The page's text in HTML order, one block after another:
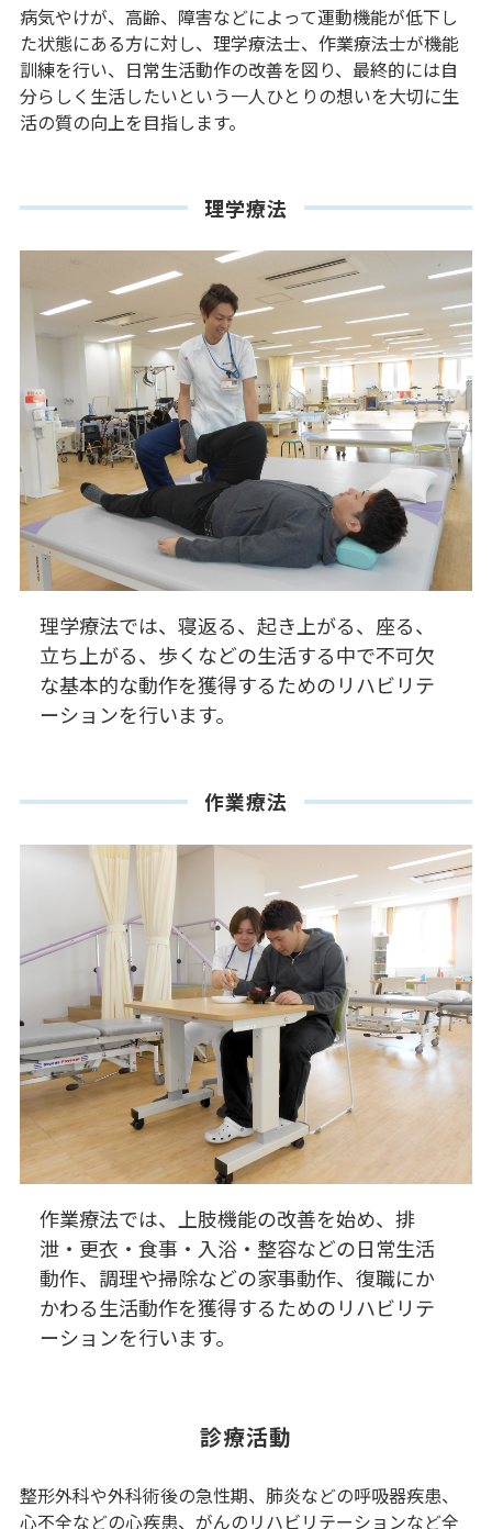
病気やけが、高齢、障害などによって運動機能が低下し
た状態にある方に対し、理学療法士、作業療法士が機能
訓練を行い、日常生活動作の改善を図り、最終的には自
分らしく生活したいという一人ひとりの想いを大切に生
活の質の向上を目指します。
理学療法
理学療法では、寝返る、起き上がる、座る、
立ち上がる、歩くなどの生活する中で不可欠
な基本的な動作を獲得するためのリハビリテ
ーションを行います。
作業療法
作業療法では、上肢機能の改善を始め、排
泄・更衣・食事・入浴・整容などの日常生活
動作、調理や掃除などの家事動作、復職にか
かわる生活動作を獲得するためのリハビリテ
ーションを行います。
診療活動
整形外科や外科術後の急性期、肺炎などの呼吸器疾患、
心不全などの心疾患、がんのリハビリテーションなど全